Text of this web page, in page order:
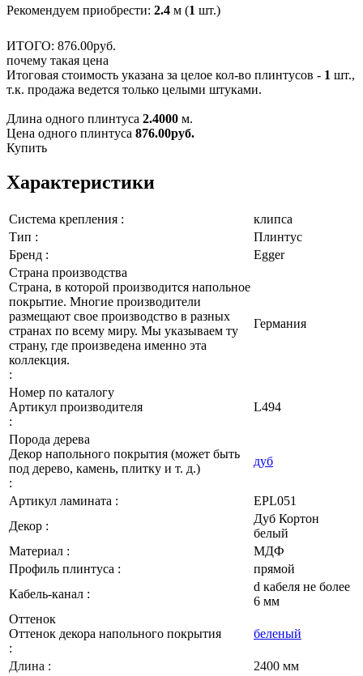
Рекомендуем приобрести: 2.4 м (1 шт.)
ИТОГО: 876.00руб.
почему такая цена
Итоговая стоимость указана за целое кол-во плинтусов - 1 шт.,
т.к. продажа ведется только целыми штуками.
Длина одного плинтуса 2.4000 м.
Цена одного плинтуса 876.00руб.
Купить
Характеристики
Система крепления :
клипса
Тип :
Плинтус
Бренд :
Egger
Страна производства
Страна, в которой производится напольное
покрытие. Многие производители
размещают свое производство в разных
странах по всему миру. Мы указываем ту
страну, где произведена именно эта
коллекция.
:
Германия
Номер по каталогу
Артикул производителя
:
L494
Порода дерева
Декор напольного покрытия (может быть
под дерево, камень, плитку и т. д.)
:
дуб
Артикул ламината :
EPL051
Декор :
Дуб Кортон
белый
Материал :
МДФ
Профиль плинтуса :
прямой
Кабель-канал :
d кабеля не более
6 мм
Оттенок
Оттенок декора напольного покрытия
:
беленый
Длина :
2400 мм